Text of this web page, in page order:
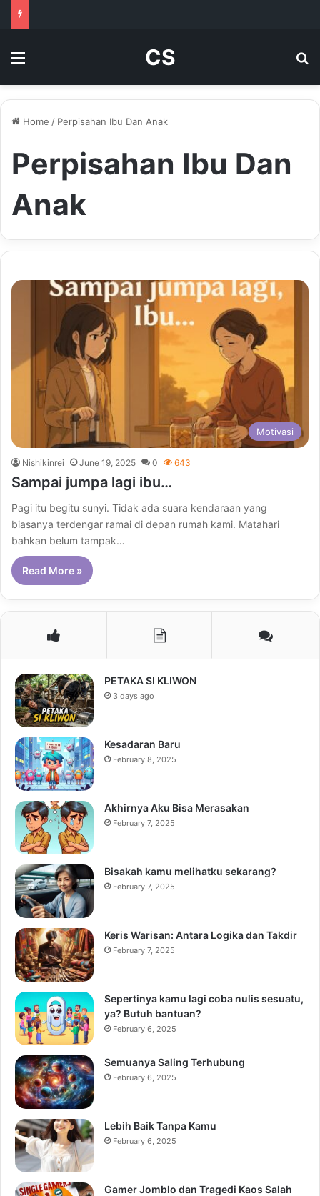
Menu CS
Home / Perpisahan Ibu Dan Anak
Perpisahan Ibu Dan
Anak
Motivasi
Nishikinrei June 19, 2025 0 643
Sampai jumpa lagi ibu…
Pagi itu begitu sunyi. Tidak ada suara kendaraan yang
biasanya terdengar ramai di depan rumah kami. Matahari
bahkan belum tampak…
Read More »
PETAKA SI KLIWON
3 days ago
Kesadaran Baru
February 8, 2025
Akhirnya Aku Bisa Merasakan
February 7, 2025
Bisakah kamu melihatku sekarang?
February 7, 2025
Keris Warisan: Antara Logika dan Takdir
February 7, 2025
Sepertinya kamu lagi coba nulis sesuatu,
ya? Butuh bantuan?
February 6, 2025
Semuanya Saling Terhubung
February 6, 2025
Lebih Baik Tanpa Kamu
February 6, 2025
Gamer Jomblo dan Tragedi Kaos Salah